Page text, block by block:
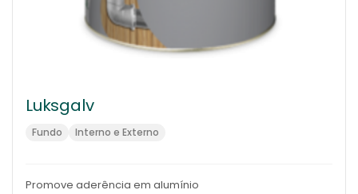
Luksgalv
Fundo Interno e Externo
Promove aderência em alumínio